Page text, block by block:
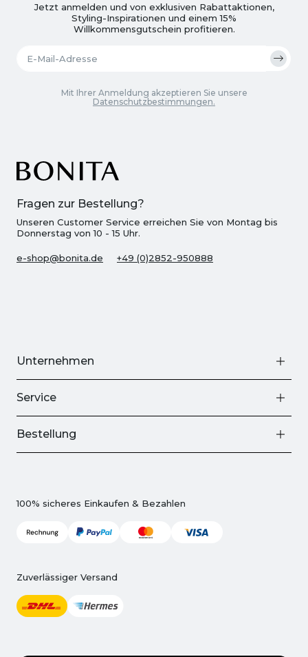
Fragen zur Bestellung?
Unseren Customer Service erreichen Sie von Montag bis
Donnerstag von 10 - 15 Uhr.
e-shop@bonita.de +49 (0)2852-950888
Jetzt anmelden und von exklusiven Rabattaktionen,
Styling-Inspirationen und einem 15%
Willkommensgutschein profitieren.
Mit Ihrer Anmeldung akzeptieren Sie unsere
Datenschutzbestimmungen.
Unternehmen
Service
Bestellung
100% sicheres Einkaufen & Bezahlen
Zuverlässiger Versand